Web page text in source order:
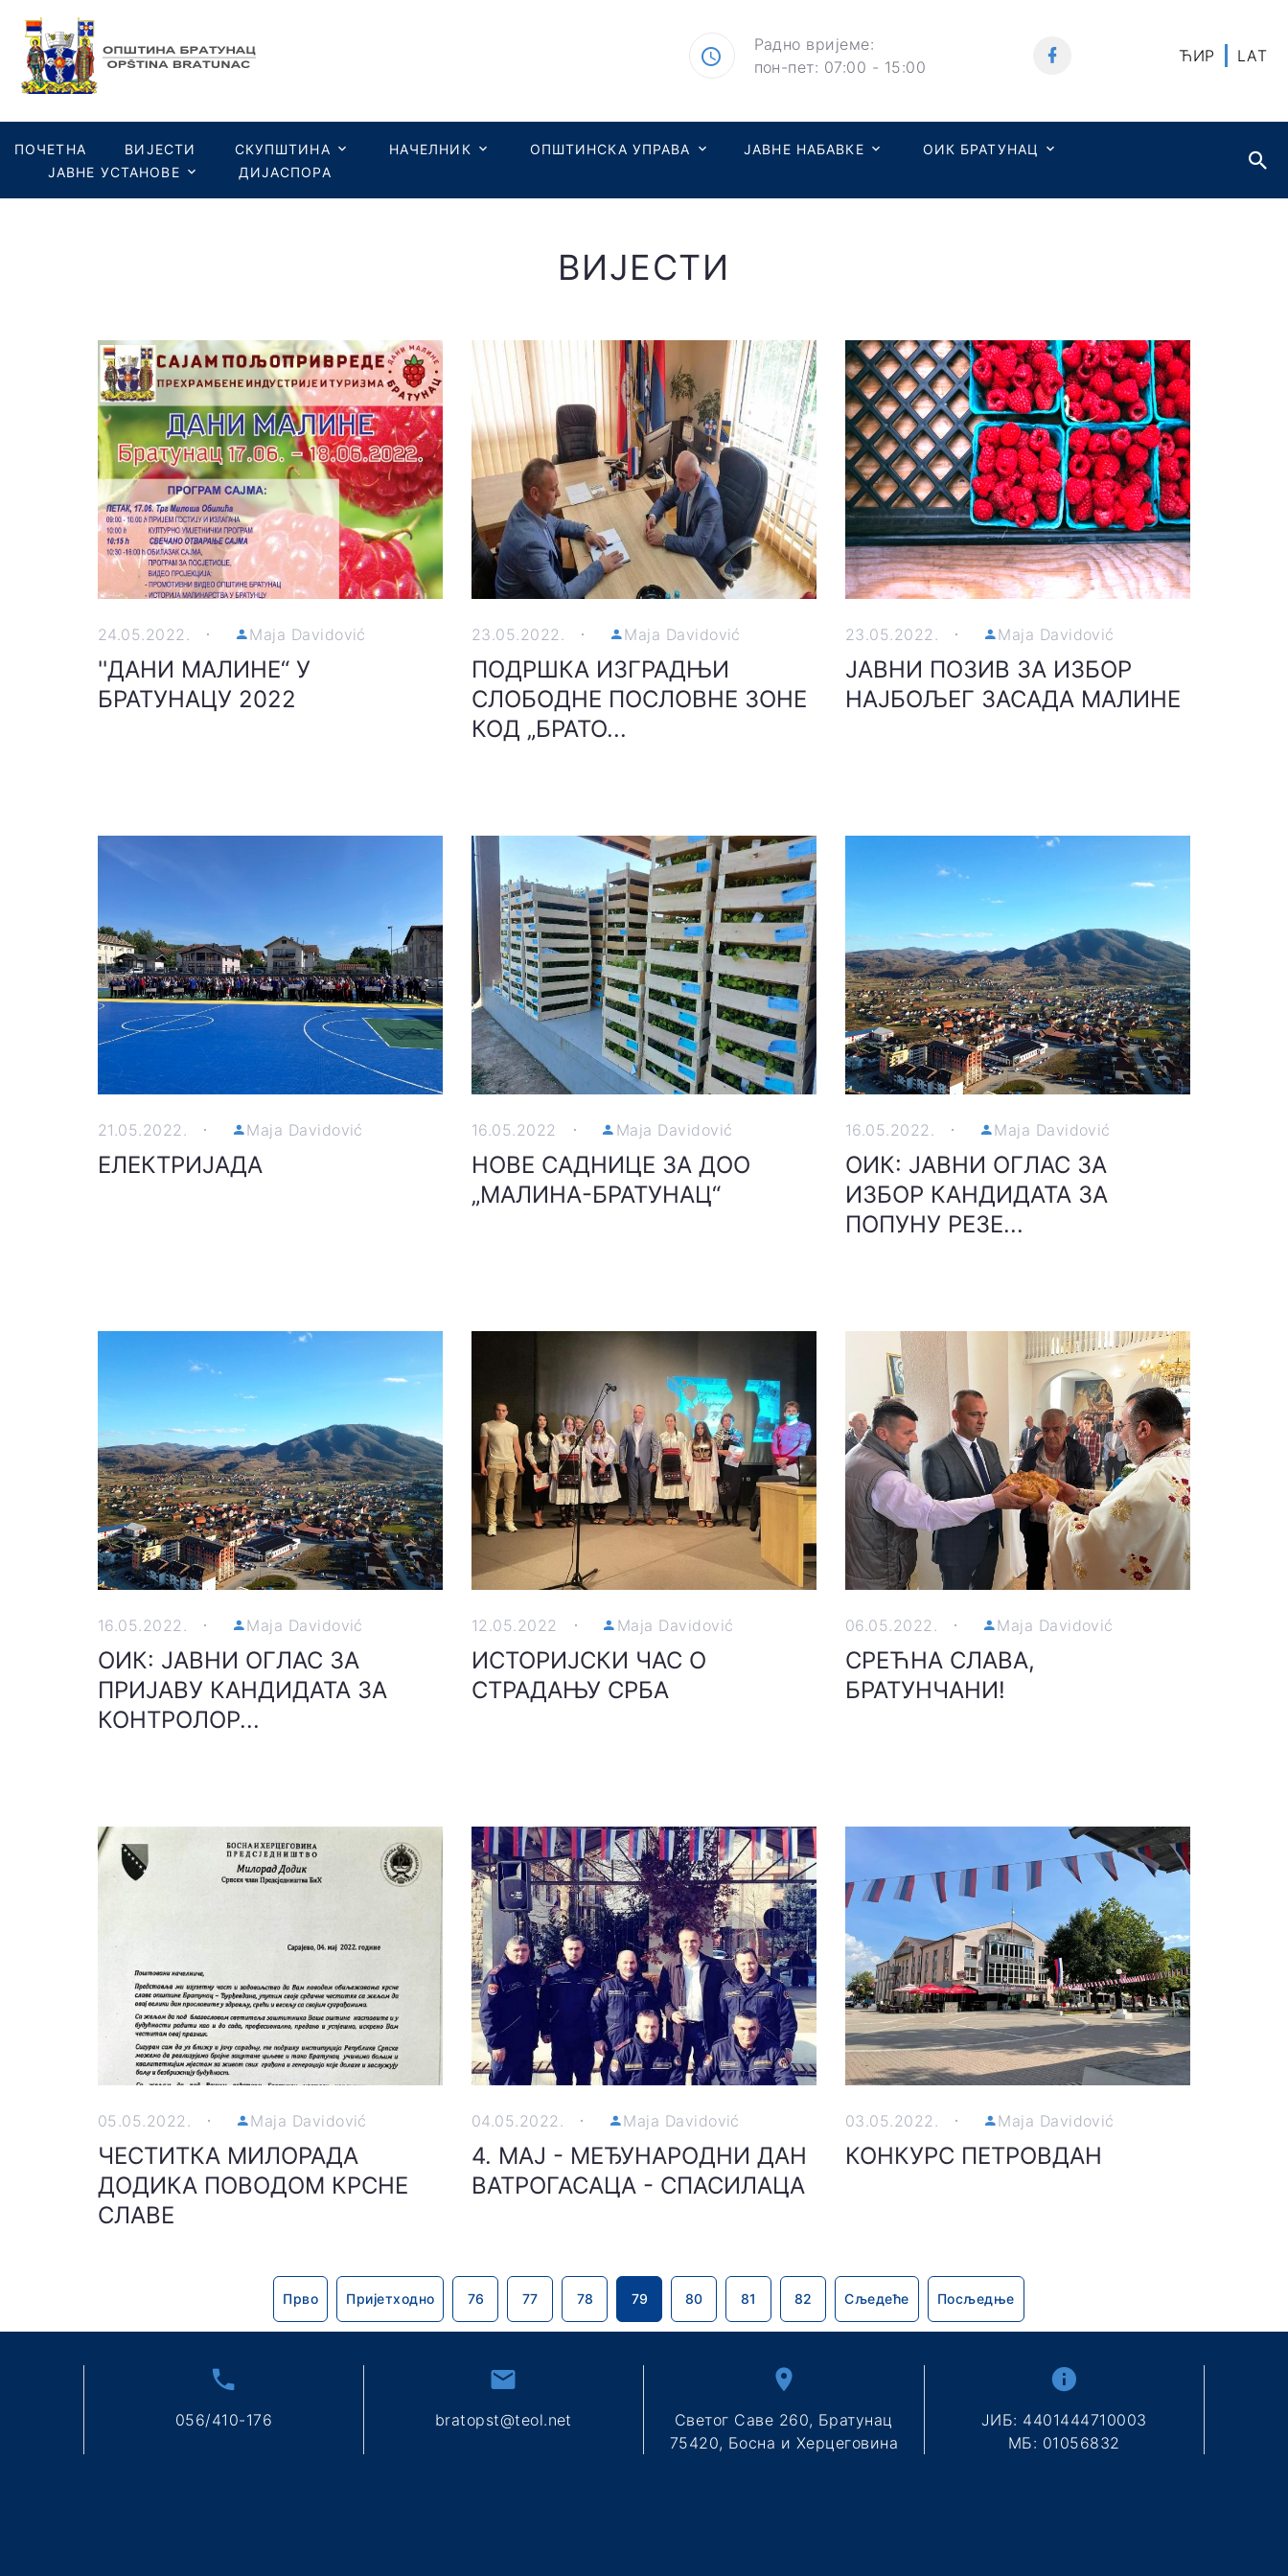
Радно вријеме:
пон-пет: 07:00 - 15:00
ЋИР LAT
ПОЧЕТНА ВИЈЕСТИ СКУПШТИНА НАЧЕЛНИК ОПШТИНСКА УПРАВА ЈАВНЕ НАБАВКЕ
ОИК БРАТУНАЦ
ЈАВНЕ УСТАНОВЕ
ДИЈАСПОРА
ВИЈЕСТИ
24.05.2022. Maja Davidović
''ДАНИ МАЛИНЕ“ У
БРАТУНАЦУ 2022
23.05.2022. Maja Davidović
ПОДРШКА ИЗГРАДЊИ
СЛОБОДНЕ ПОСЛОВНЕ ЗОНЕ
КОД „БРАТО...
23.05.2022. Maja Davidović
ЈАВНИ ПОЗИВ ЗА ИЗБОР
НАЈБОЉЕГ ЗАСАДА МАЛИНЕ
21.05.2022. Maja Davidović
ЕЛЕКТРИЈАДА
16.05.2022 Maja Davidović
НОВЕ САДНИЦЕ ЗА ДОО
„МАЛИНА-БРАТУНАЦ“
16.05.2022. Maja Davidović
ОИК: ЈАВНИ ОГЛАС ЗА
ИЗБОР КАНДИДАТА ЗА
ПОПУНУ РЕЗЕ...
16.05.2022. Maja Davidović
ОИК: ЈАВНИ ОГЛАС ЗА
ПРИЈАВУ КАНДИДАТА ЗА
КОНТРОЛОР...
12.05.2022 Maja Davidović
ИСТОРИЈСКИ ЧАС О
СТРАДАЊУ СРБА
06.05.2022. Maja Davidović
СРЕЋНА СЛАВА,
БРАТУНЧАНИ!
05.05.2022. Maja Davidović
ЧЕСТИТКА МИЛОРАДА
ДОДИКА ПОВОДОМ КРСНЕ
СЛАВЕ
04.05.2022. Maja Davidović
4. МАЈ - МЕЂУНАРОДНИ ДАН
ВАТРОГАСАЦА - СПАСИЛАЦА
03.05.2022. Maja Davidović
КОНКУРС ПЕТРОВДАН
Прво Пријетходно 76 77 78 79 80 81 82 Сљедеће Посљедње
056/410-176 bratopst@teol.net
Светог Саве 260, Братунац
75420, Босна и Херцеговина
ЈИБ: 4401444710003
МБ: 01056832